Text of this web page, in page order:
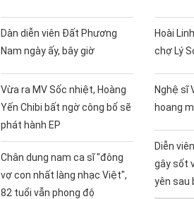
Dàn diễn viên Đất Phương
Nam ngày ấy, bây giờ
Vừa ra MV Sốc nhiệt, Hoàng
Yến Chibi bất ngờ công bố sẽ
phát hành EP
Chân dung nam ca sĩ "đông
vợ con nhất làng nhạc Việt",
82 tuổi vẫn phong độ
Hoài
chợ Lý
Nghệ sĩ
hoang
Diễn
gây sốt
yên sau